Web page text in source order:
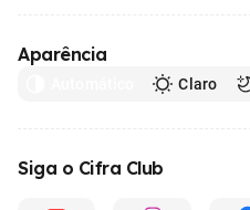
Aparência
Claro
Siga o Cifra Club